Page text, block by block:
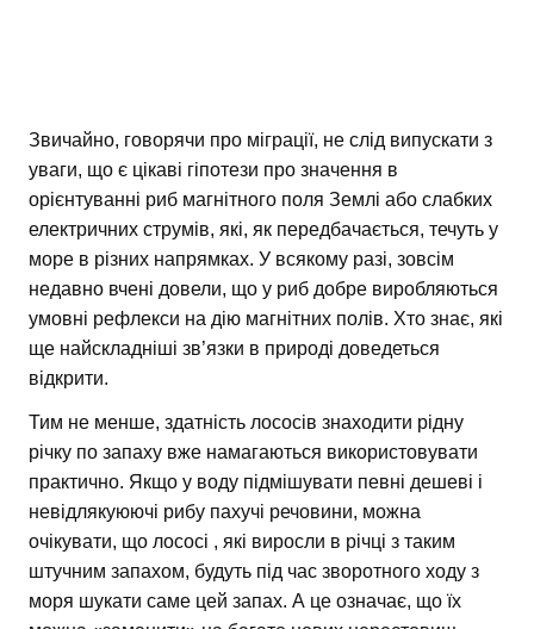
Звичайно, говорячи про міграції, не слід випускати з
уваги, що є цікаві гіпотези про значення в
орієнтуванні риб магнітного поля Землі або слабких
електричних струмів, які, як передбачається, течуть у
море в різних напрямках. У всякому разі, зовсім
недавно вчені довели, що у риб добре виробляються
умовні рефлекси на дію магнітних полів. Хто знає, які
ще найскладніші зв’язки в природі доведеться
відкрити.
Тим не менше, здатність лососів знаходити рідну
річку по запаху вже намагаються використовувати
практично. Якщо у воду підмішувати певні дешеві і
невідлякуюючі рибу пахучі речовини, можна
очікувати, що лососі , які виросли в річці з таким
штучним запахом, будуть під час зворотного ходу з
моря шукати саме цей запах. А це означає, що їх